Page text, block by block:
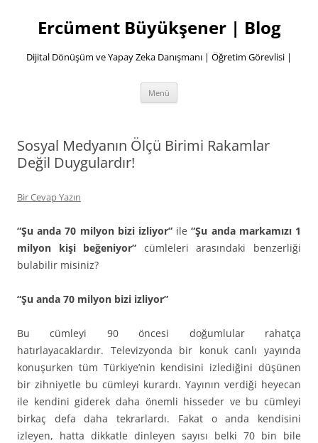
Ercüment Büyükşener | Blog
Dijital Dönüşüm ve Yapay Zeka Danışmanı | Öğretim Görevlisi |
Menü
Sosyal Medyanın Ölçü Birimi Rakamlar
Değil Duygulardır!
Bir Cevap Yazın
“Şu anda 70 milyon bizi izliyor” ile“Şu anda markamızı 1
milyon kişi beğeniyor” cümleleri arasındaki benzerliği
bulabilir misiniz?
“Şu anda 70 milyon bizi izliyor”
Bu cümleyi 90 öncesi doğumlular rahatça
hatırlayacaklardır. Televizyonda bir konuk canlı yayında
konuşurken tüm Türkiye’nin kendisini izlediğini düşünen
bir zihniyetle bu cümleyi kurardı. Yayının verdiği heyecan
ile kendini giderek daha önemli hisseder ve bu cümleyi
birkaç defa daha tekrarlardı. Fakat o anda kendisini
izleyen, hatta dikkatle dinleyen sayısı belki 70 bin bile